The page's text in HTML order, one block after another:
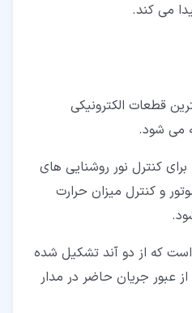
می کند.
قطعات الکترونیکی
می شود.
کنترل نور روشنایی های
و کنترل میزان حرارت
است که از دو آند تشکیل شده
عبور جریان حاضر در مدار